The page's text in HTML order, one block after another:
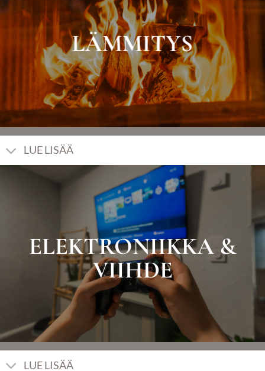
LÄMMITYS
LUE LISÄÄ
ELEKTRONIIKKA &
VIIHDE
LUE LISÄÄ